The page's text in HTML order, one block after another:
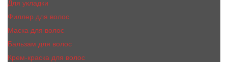
Для укладки
Филлер для волос
Маска для волос
Бальзам для волос
Крем-краска для волос